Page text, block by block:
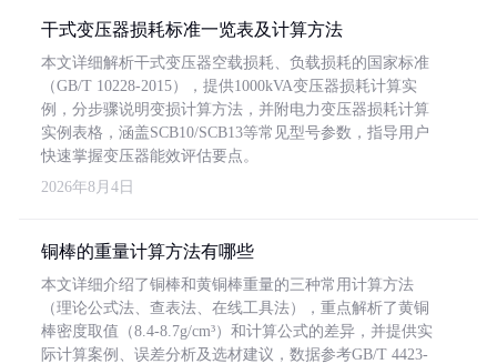
干式变压器损耗标准一览表及计算方法
本文详细解析干式变压器空载损耗、负载损耗的国家标准
（GB/T 10228-2015），提供1000kVA变压器损耗计算实
例，分步骤说明变损计算方法，并附电力变压器损耗计算
实例表格，涵盖SCB10/SCB13等常见型号参数，指导用户
快速掌握变压器能效评估要点。
2026年8月4日
铜棒的重量计算方法有哪些
本文详细介绍了铜棒和黄铜棒重量的三种常用计算方法
（理论公式法、查表法、在线工具法），重点解析了黄铜
棒密度取值（8.4-8.7g/cm³）和计算公式的差异，并提供实
际计算案例、误差分析及选材建议，数据参考GB/T 4423-